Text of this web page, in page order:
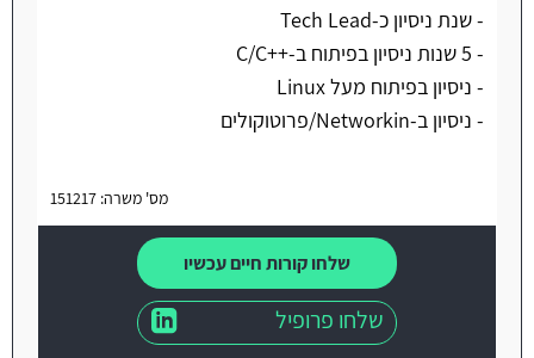
- שנת ניסיון כ-Tech Lead
- 5 שנות ניסיון בפיתוח ב-++C/C
- ניסיון בפיתוח מעל Linux
- ניסיון ב-Networkin/פרוטוקולים
מס' משרה: 151217
שלחו קורות חיים עכשיו
שלחו פרופיל